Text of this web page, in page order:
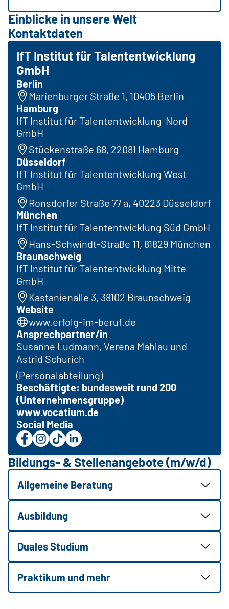
Einblicke in unsere Welt
Kontaktdaten
IfT Institut für Talententwicklung
GmbH
Berlin
Marienburger Straße 1, 10405 Berlin
Hamburg
IfT Institut für Talententwicklung Nord
GmbH
Stückenstraße 68, 22081 Hamburg
Düsseldorf
IfT Institut für Talententwicklung West
GmbH
Ronsdorfer Straße 77 a, 40223 Düsseldorf
München
IfT Institut für Talententwicklung Süd GmbH
Hans-Schwindt-Straße 11, 81829 München
Braunschweig
IfT Institut für Talententwicklung Mitte
GmbH
Kastanienalle 3, 38102 Braunschweig
Website
www.erfolg-im-beruf.de
Ansprechpartner/in
Susanne Ludmann, Verena Mahlau und
Astrid Schurich
(Personalabteilung)
Beschäftigte: bundesweit rund 200
(Unternehmensgruppe)
www.vocatium.de
Social Media
Bildungs- & Stellenangebote (m/w/d)
Allgemeine Beratung
Ausbildung
Duales Studium
Praktikum und mehr